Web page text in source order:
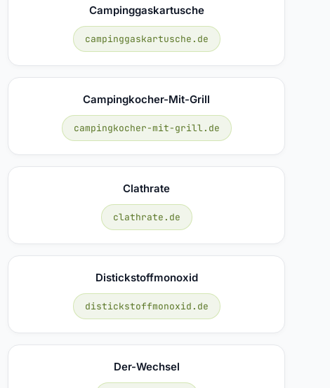
Campinggaskartusche
campinggaskartusche.de
Campingkocher-Mit-Grill
campingkocher-mit-grill.de
Clathrate
clathrate.de
Distickstoffmonoxid
distickstoffmonoxid.de
Der-Wechsel